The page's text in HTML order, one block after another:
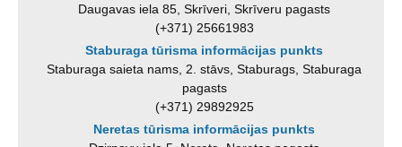
Daugavas iela 85, Skrīveri, Skrīveru pagasts
(+371) 25661983
Staburaga tūrisma informācijas punkts
Staburaga saieta nams, 2. stāvs, Staburags, Staburaga
pagasts
(+371) 29892925
Neretas tūrisma informācijas punkts